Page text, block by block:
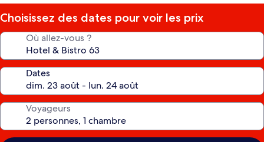
Choisissez des dates pour voir les prix
Où allez-vous ?
Dates
Voyageurs